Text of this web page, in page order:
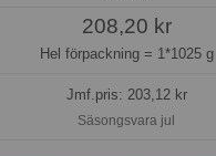
208,20 kr
Hel förpackning = 1*1025 g
Jmf.pris: 203,12kr
Säsongsvara jul